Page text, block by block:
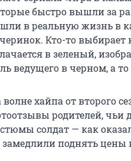
быстро вышли за
в реальную жизнь в
Кто-то
в зеленый,
ведущего в черном, а
волне хайпа от второго
родителей, чьи
солдат — как
замедлили поднять цены